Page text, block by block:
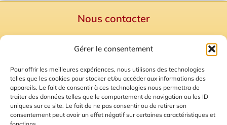
Gérer le consentement
Pour offrir les meilleures expériences, nous utilisons des technologies
telles que les cookies pour stocker et/ou accéder aux informations des
appareils. Le fait de consentir à ces technologies nous permettra de
traiter des données telles que le comportement de navigation ou les ID
uniques sur ce site. Le fait de ne pas consentir ou de retirer son
consentement peut avoir un effet négatif sur certaines caractéristiques et
Nous contacter
Mentions Légales
Plan du site
Gestion des Cookies